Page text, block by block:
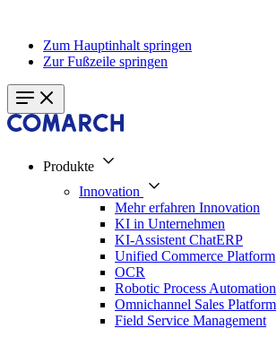
Zum Hauptinhalt springen
Zur Fußzeile springen
Produkte
Innovation
Mehr erfahren Innovation
KI in Unternehmen
KI-Assistent ChatERP
Unified Commerce Platform
OCR
Robotic Process Automation
Omnichannel Sales Platform
Field Service Management